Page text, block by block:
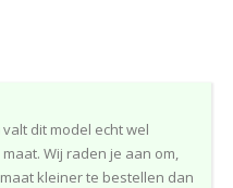
dit model echt wel
Wij raden je aan om,
kleiner te bestellen dan